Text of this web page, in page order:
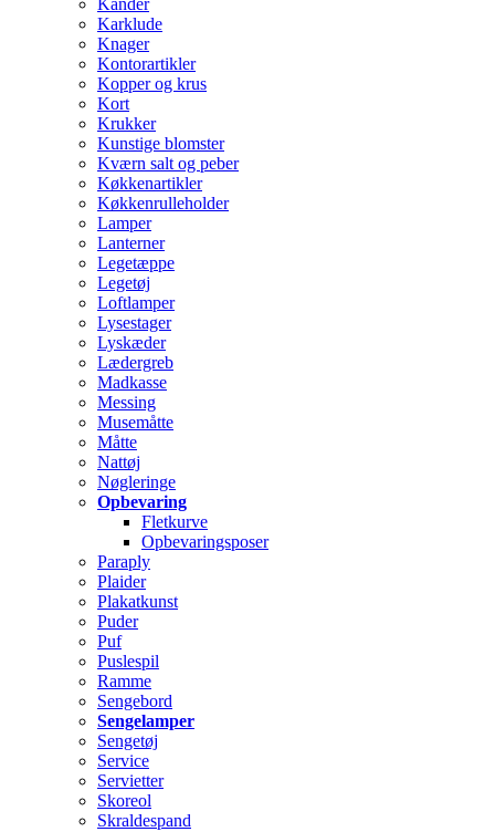
Kander
Karklude
Knager
Kontorartikler
Kopper og krus
Kort
Krukker
Kunstige blomster
Kværn salt og peber
Køkkenartikler
Køkkenrulleholder
Lamper
Lanterner
Legetæppe
Legetøj
Loftlamper
Lysestager
Lyskæder
Lædergreb
Madkasse
Messing
Musemåtte
Måtte
Nattøj
Nøgleringe
Opbevaring
Fletkurve
Opbevaringsposer
Paraply
Plaider
Plakatkunst
Puder
Puf
Puslespil
Ramme
Sengebord
Sengelamper
Sengetøj
Service
Servietter
Skoreol
Skraldespand